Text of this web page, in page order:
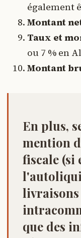
également
Montant
Taux et
ou 7 % en
Montant
En plus,
mention
fiscale (si
livraisons
que des